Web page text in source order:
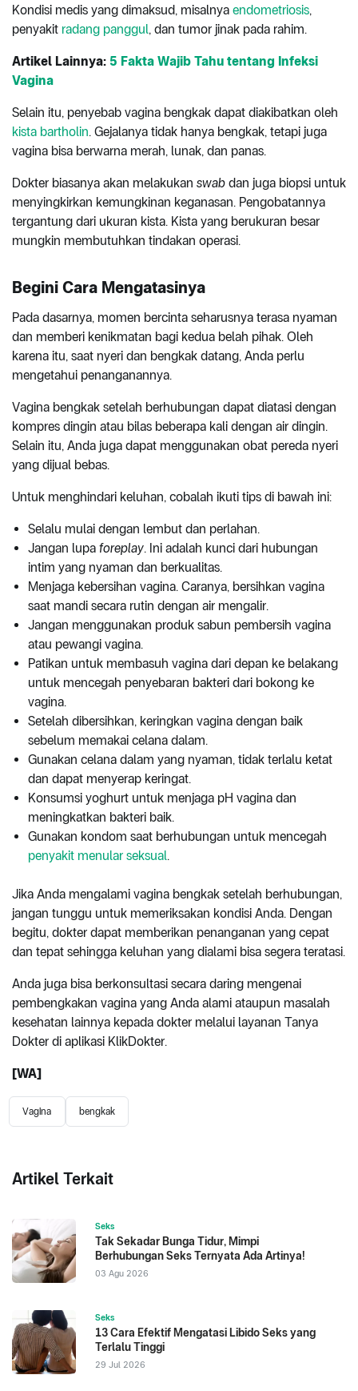
Kondisi medis yang dimaksud, misalnya endometriosis,
penyakit radang panggul, dan tumor jinak pada rahim.
Artikel Lainnya: 5 Fakta Wajib Tahu tentang Infeksi
Vagina
Selain itu, penyebab vagina bengkak dapat diakibatkan oleh
kista bartholin. Gejalanya tidak hanya bengkak, tetapi juga
vagina bisa berwarna merah, lunak, dan panas.
Dokter biasanya akan melakukan swab dan juga biopsi untuk
menyingkirkan kemungkinan keganasan. Pengobatannya
tergantung dari ukuran kista. Kista yang berukuran besar
mungkin membutuhkan tindakan operasi.
Begini Cara Mengatasinya
Pada dasarnya, momen bercinta seharusnya terasa nyaman
dan memberi kenikmatan bagi kedua belah pihak. Oleh
karena itu, saat nyeri dan bengkak datang, Anda perlu
mengetahui penanganannya.
Vagina bengkak setelah berhubungan dapat diatasi dengan
kompres dingin atau bilas beberapa kali dengan air dingin.
Selain itu, Anda juga dapat menggunakan obat pereda nyeri
yang dijual bebas.
Untuk menghindari keluhan, cobalah ikuti tips di bawah ini:
Selalu mulai dengan lembut dan perlahan.
Jangan lupa foreplay. Ini adalah kunci dari hubungan
intim yang nyaman dan berkualitas.
Menjaga kebersihan vagina. Caranya, bersihkan vagina
saat mandi secara rutin dengan air mengalir.
Jangan menggunakan produk sabun pembersih vagina
atau pewangi vagina.
Patikan untuk membasuh vagina dari depan ke belakang
untuk mencegah penyebaran bakteri dari bokong ke
vagina.
Setelah dibersihkan, keringkan vagina dengan baik
sebelum memakai celana dalam.
Gunakan celana dalam yang nyaman, tidak terlalu ketat
dan dapat menyerap keringat.
Konsumsi yoghurt untuk menjaga pH vagina dan
meningkatkan bakteri baik.
Gunakan kondom saat berhubungan untuk mencegah
penyakit menular seksual.
Jika Anda mengalami vagina bengkak setelah berhubungan,
jangan tunggu untuk memeriksakan kondisi Anda. Dengan
begitu, dokter dapat memberikan penanganan yang cepat
dan tepat sehingga keluhan yang dialami bisa segera teratasi.
Anda juga bisa berkonsultasi secara daring mengenai
pembengkakan vagina yang Anda alami ataupun masalah
kesehatan lainnya kepada dokter melalui layanan Tanya
Dokter di aplikasi KlikDokter.
[WA]
Vagina bengkak
Artikel Terkait
Seks
Tak Sekadar Bunga Tidur, Mimpi
Berhubungan Seks Ternyata Ada Artinya!
03 Agu 2026
Seks
13 Cara Efektif Mengatasi Libido Seks yang
Terlalu Tinggi
29 Jul 2026